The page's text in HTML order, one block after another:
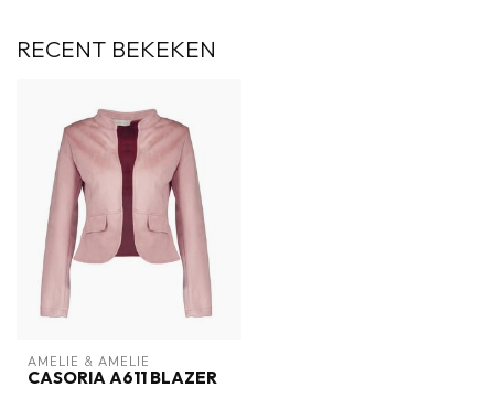
RECENT BEKEKEN
AMELIE & AMELIE
CASORIA A611 BLAZER